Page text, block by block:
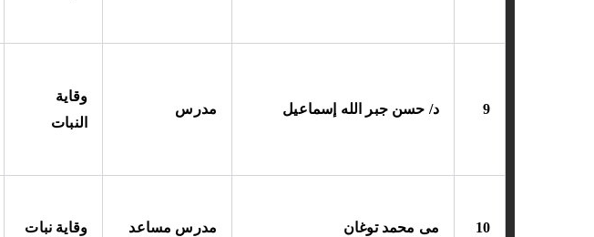
9 د/ حسن جبر الله إسماعيل مدرس
وقاية
النبات
10 مى محمد توغان مدرس مساعد وقاية نبات